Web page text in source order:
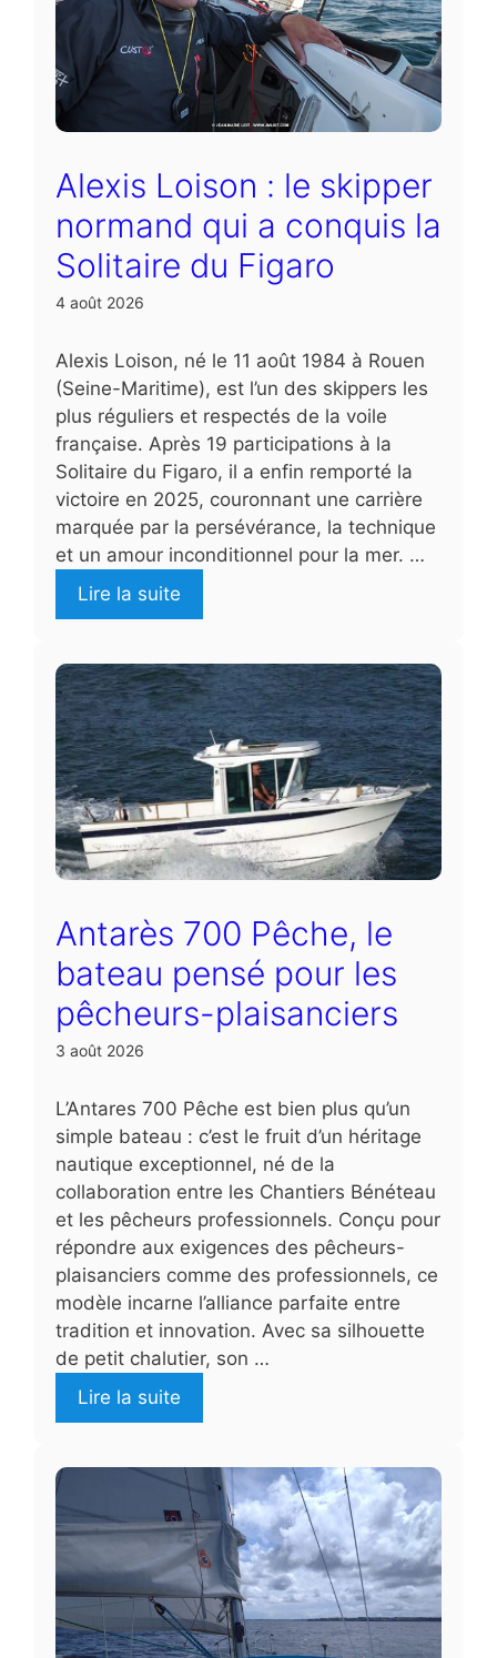
Alexis Loison : le skipper
normand qui a conquis la
Solitaire du Figaro
4 août 2026
Alexis Loison, né le 11 août 1984 à Rouen
(Seine-Maritime), est l’un des skippers les
plus réguliers et respectés de la voile
française. Après 19 participations à la
Solitaire du Figaro, il a enfin remporté la
victoire en 2025, couronnant une carrière
marquée par la persévérance, la technique
et un amour inconditionnel pour la mer. …
Lire la suite
Antarès 700 Pêche, le
bateau pensé pour les
pêcheurs-plaisanciers
3 août 2026
L’Antares 700 Pêche est bien plus qu’un
simple bateau : c’est le fruit d’un héritage
nautique exceptionnel, né de la
collaboration entre les Chantiers Bénéteau
et les pêcheurs professionnels. Conçu pour
répondre aux exigences des pêcheurs-
plaisanciers comme des professionnels, ce
modèle incarne l’alliance parfaite entre
tradition et innovation. Avec sa silhouette
de petit chalutier, son …
Lire la suite